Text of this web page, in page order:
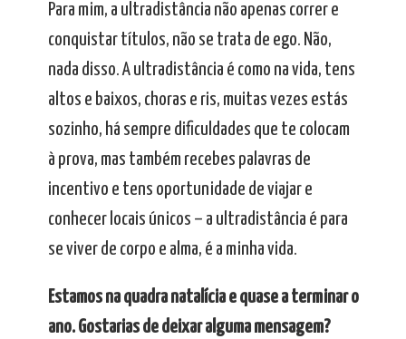
Para mim, a ultradistância não apenas correr e
conquistar títulos, não se trata de ego. Não,
nada disso. A ultradistância é como na vida, tens
altos e baixos, choras e ris, muitas vezes estás
sozinho, há sempre dificuldades que te colocam
à prova, mas também recebes palavras de
incentivo e tens oportunidade de viajar e
conhecer locais únicos – a ultradistância é para
se viver de corpo e alma, é a minha vida.
Estamos na quadra natalícia e quase a terminar o
ano. Gostarias de deixar alguma mensagem?